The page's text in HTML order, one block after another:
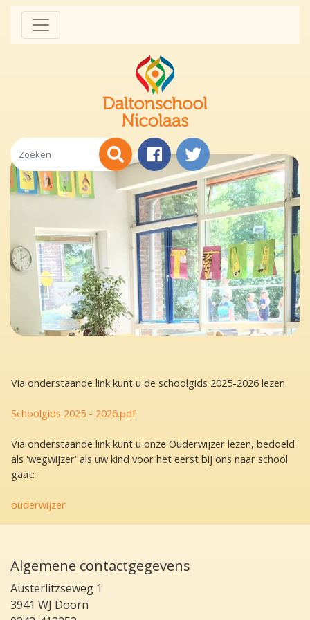
Via onderstaande link kunt u de schoolgids 2025-2026 lezen.
Schoolgids 2025 - 2026.pdf
Via onderstaande link kunt u onze Ouderwijzer lezen, bedoeld
als 'wegwijzer' als uw kind voor het eerst bij ons naar school
gaat:
ouderwijzer
Algemene contactgegevens
Austerlitzseweg 1
3941 WJ Doorn